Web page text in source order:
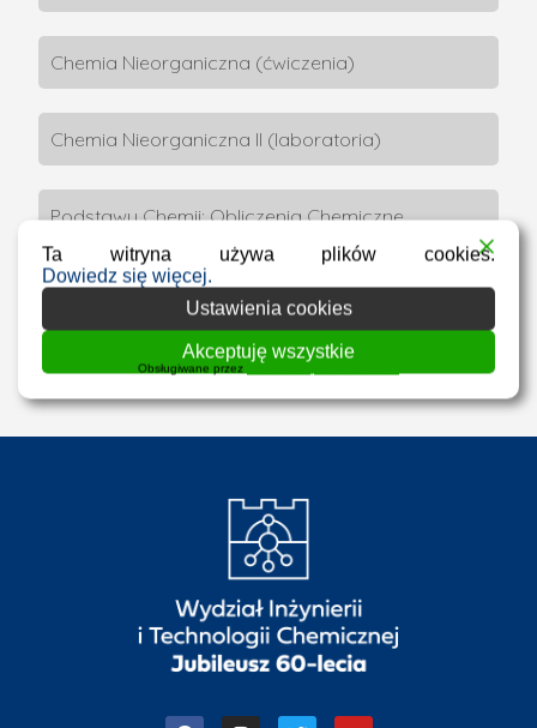
Chemia Nieorganiczna (ćwiczenia)
Chemia Nieorganiczna II (laboratoria)
Podstawy Chemii: Obliczenia Chemiczne
(ćwiczenia)
Podstawy Chemii: Obliczenia Chemiczne
Ta witryna używa plików cookies.
Dowiedz się więcej.
Ustawienia cookies
Akceptuję wszystkie
Obsługiwane przez WPLP Compliance Platform